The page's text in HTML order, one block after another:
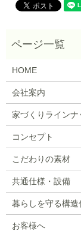
HOME
会社案内
家づくりラインナ
コンセプト
こだわりの素材
共通仕様・設備
暮らしを守る構造
お客様へ